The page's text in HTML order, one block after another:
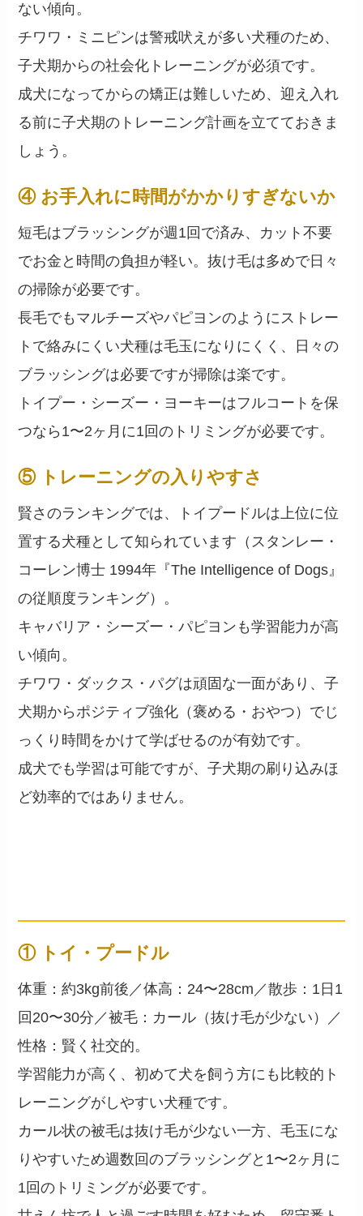
ない傾向。
チワワ・ミニピンは警戒吠えが多い犬種のため、
子犬期からの社会化トレーニングが必須です。
成犬になってからの矯正は難しいため、迎え入れ
る前に子犬期のトレーニング計画を立てておきま
しょう。
④ お手入れに時間がかかりすぎないか
短毛はブラッシングが週1回で済み、カット不要
でお金と時間の負担が軽い。抜け毛は多めで日々
の掃除が必要です。
長毛でもマルチーズやパピヨンのようにストレー
トで絡みにくい犬種は毛玉になりにくく、日々の
ブラッシングは必要ですが掃除は楽です。
トイプー・シーズー・ヨーキーはフルコートを保
つなら1〜2ヶ月に1回のトリミングが必要です。
⑤ トレーニングの入りやすさ
賢さのランキングでは、トイプードルは上位に位
置する犬種として知られています（スタンレー・
コーレン博士 1994年『The Intelligence of Dogs』
の従順度ランキング）。
キャバリア・シーズー・パピヨンも学習能力が高
い傾向。
チワワ・ダックス・パグは頑固な一面があり、子
犬期からポジティブ強化（褒める・おやつ）でじ
っくり時間をかけて学ばせるのが有効です。
成犬でも学習は可能ですが、子犬期の刷り込みほ
ど効率的ではありません。
① トイ・プードル
体重：約3kg前後／体高：24〜28cm／散歩：1日1
回20〜30分／被毛：カール（抜け毛が少ない）／
性格：賢く社交的。
学習能力が高く、初めて犬を飼う方にも比較的ト
レーニングがしやすい犬種です。
カール状の被毛は抜け毛が少ない一方、毛玉にな
りやすいため週数回のブラッシングと1〜2ヶ月に
1回のトリミングが必要です。